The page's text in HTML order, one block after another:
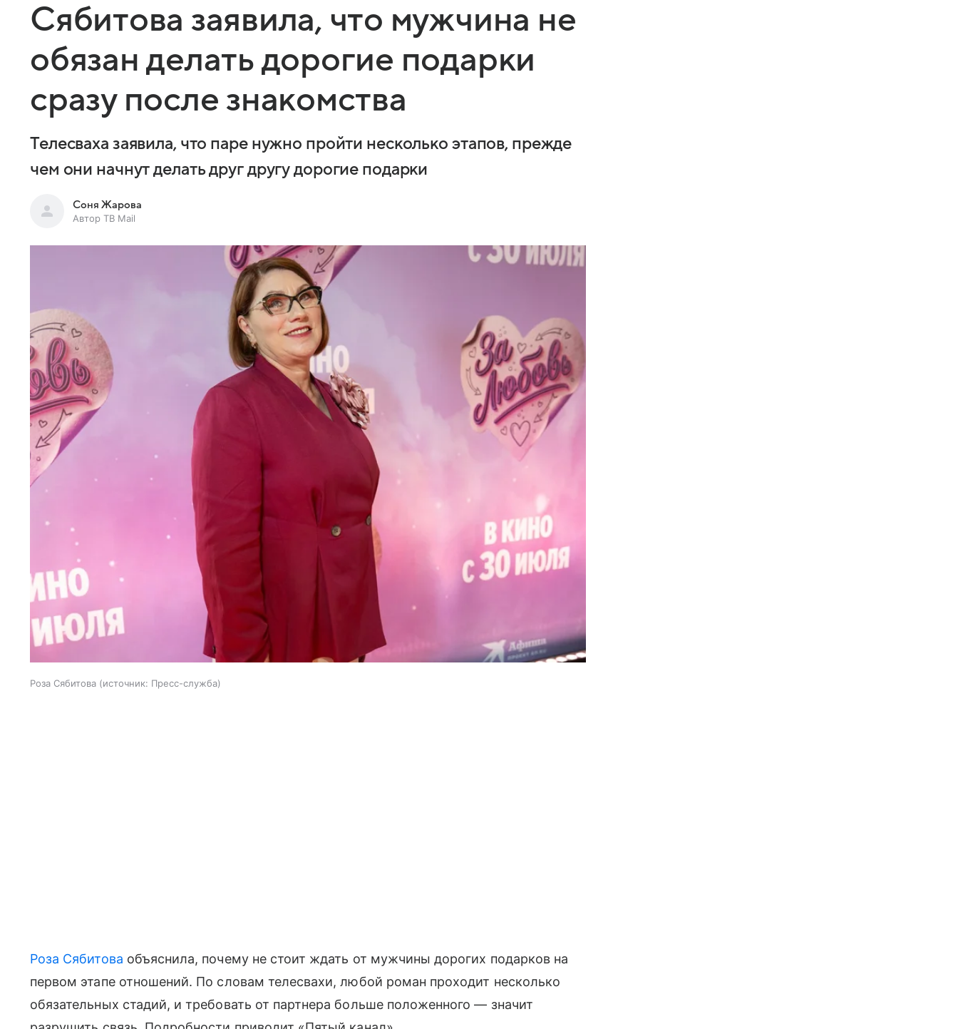
Сябитова заявила, что мужчина не
обязан делать дорогие подарки
сразу после знакомства
Телесваха заявила, что паре нужно пройти несколько этапов, прежде
чем они начнут делать друг другу дорогие подарки
Соня Жарова
Автор ТВ Mail
Роза Сябитова источник: Пресс-служба
Роза Сябитова объяснила, почему не стоит ждать от мужчины дорогих подарков на
первом этапе отношений. По словам телесвахи, любой роман проходит несколько
обязательных стадий, и требовать от партнера больше положенного — значит